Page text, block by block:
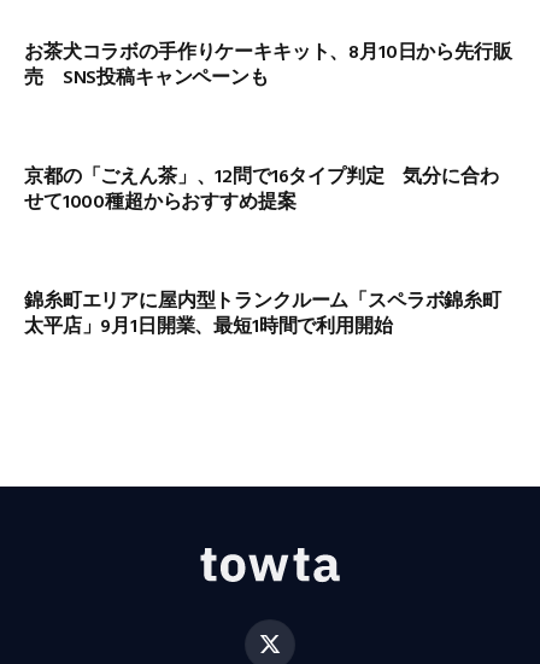
お茶犬コラボの手作りケーキキット、8月10日から先行販
売 SNS投稿キャンペーンも
京都の「ごえん茶」、12問で16タイプ判定 気分に合わ
せて1000種超からおすすめ提案
錦糸町エリアに屋内型トランクルーム「スペラボ錦糸町
太平店」9月1日開業、最短1時間で利用開始
X